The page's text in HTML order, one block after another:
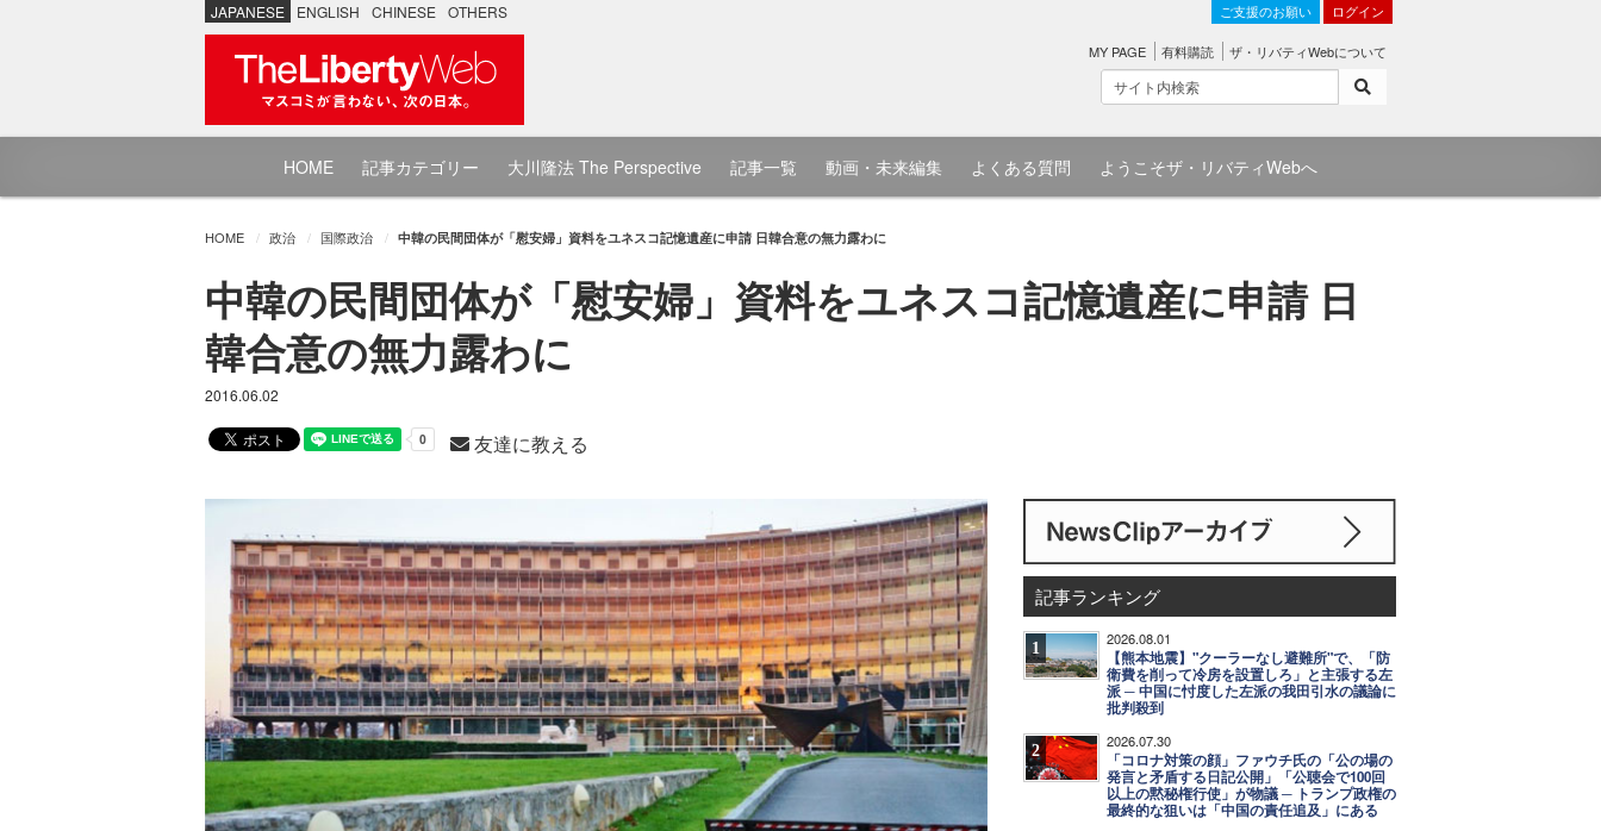
JAPANESE ENGLISH CHINESE OTHERS ご支援のお願い ログイン
MY PAGE 有料購読 ザ・リバティWebについて
HOME 記事カテゴリー 大川隆法 The Perspective 記事一覧 動画・未来編集 よくある質問 ようこそザ・リバティWebへ
HOME 政治 国際政治 中韓の民間団体が「慰安婦」資料をユネスコ記憶遺産に申請 日韓合意の無力露わに
中韓の民間団体が「慰安婦」資料をユネスコ記憶遺産に申請 日
韓合意の無力露わに
2016.06.02
友達に教える
記事ランキング
1 2026.08.01
【熊本地震】"クーラーなし避難所"で、「防
衛費を削って冷房を設置しろ」と主張する左
派 ─ 中国に忖度した左派の我田引水の議論に
批判殺到
2 2026.07.30
「コロナ対策の顔」ファウチ氏の「公の場の
発言と矛盾する日記公開」「公聴会で100回
以上の黙秘権行使」が物議 ─ トランプ政権の
最終的な狙いは「中国の責任追及」にある